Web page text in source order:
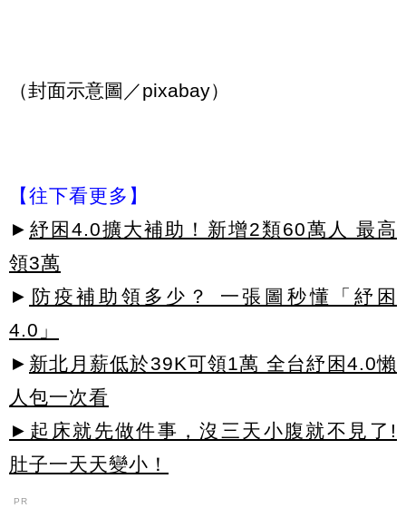
（封面示意圖／pixabay）
【往下看更多】
► 紓困4.0擴大補助！新增2類60萬人 最高
領3萬
► 防疫補助領多少？ 一張圖秒懂「紓困
4.0」
► 新北月薪低於39K可領1萬 全台紓困4.0懶
人包一次看
►起床就先做件事，沒三天小腹就不見了!
肚子一天天變小！
PR